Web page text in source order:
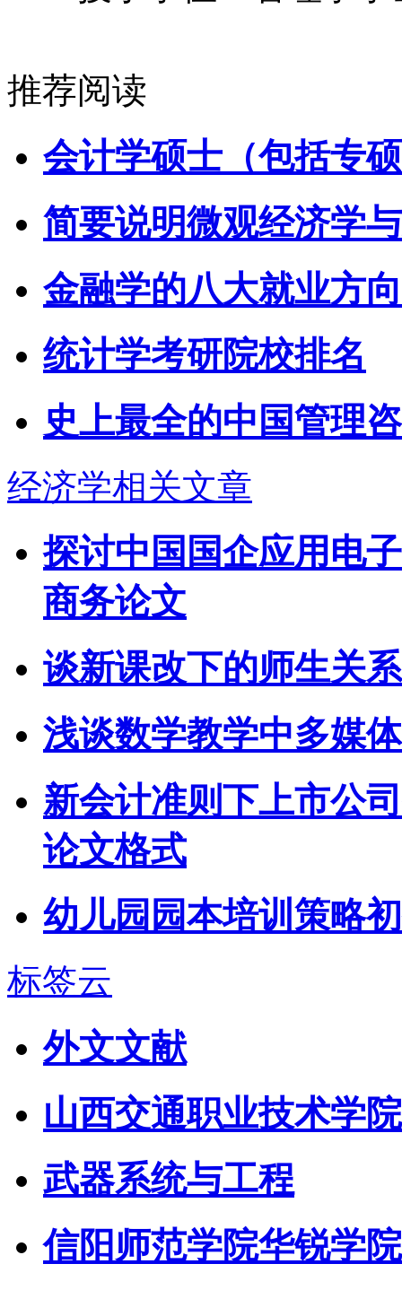
推荐阅读
会计学硕士（包括专
简要说明微观经济学
金融学的八大就业方
统计学考研院校排名
史上最全的中国管理
经济学相关文章
探讨中国国企应用电
商务论文
谈新课改下的师生关
浅谈数学教学中多媒
新会计准则下上市公
论文格式
幼儿园园本培训策略
标签云
外文文献
山西交通职业技术学院
武器系统与工程
信阳师范学院华锐学院